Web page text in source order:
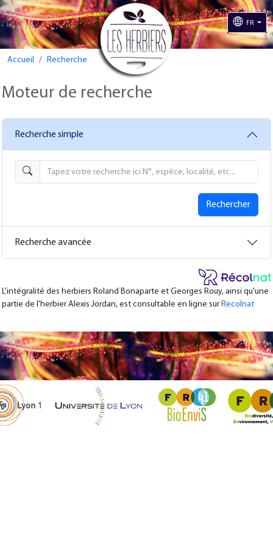
a11y.skip_to_content
FR
Accueil Recherche
Moteur de recherche
Recherche simple
Rechercher
Recherche avancée
L'intégralité des herbiers Roland Bonaparte et Georges Rouy, ainsi qu'une
partie de l'herbier Alexis Jordan, est consultable en ligne surRecolnat